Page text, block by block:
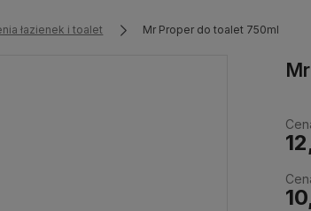
łazienek i toalet Mr Proper do toalet 750ml